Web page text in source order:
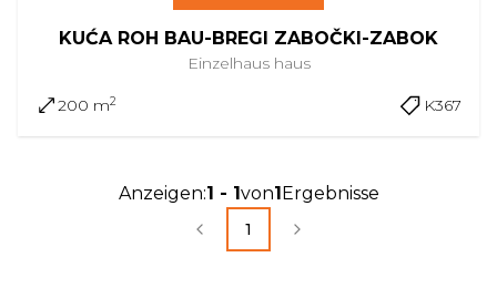
KUĆA ROH BAU-BREGI ZABOČKI-ZABOK
Einzelhaus haus
200 m2 K367
Anzeigen:1 - 1von1Ergebnisse
1